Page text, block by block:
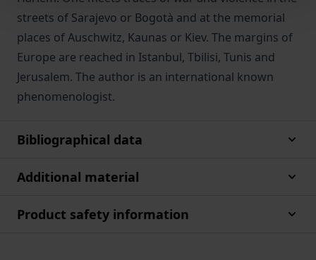
streets of Sarajevo or Bogotà and at the memorial
places of Auschwitz, Kaunas or Kiev. The margins of
Europe are reached in Istanbul, Tbilisi, Tunis and
Jerusalem. The author is an international known
phenomenologist.
Bibliographical data
Additional material
Product safety information